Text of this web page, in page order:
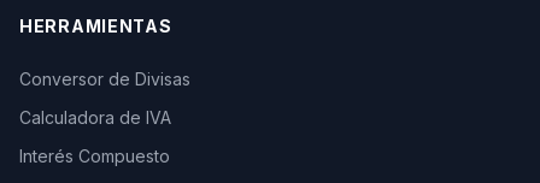
HERRAMIENTAS
Conversor de Divisas
Calculadora de IVA
Interés Compuesto